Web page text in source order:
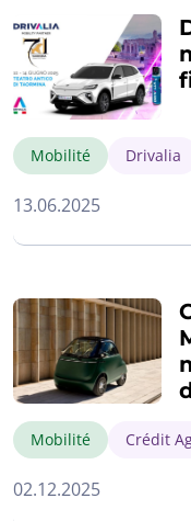
Mobilité Drivalia
13.06.2025
Mobilité Crédit
02.12.2025